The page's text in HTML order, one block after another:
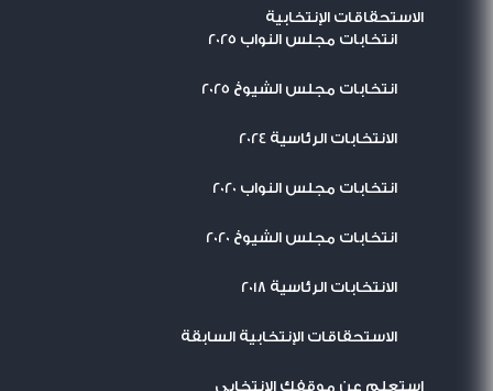
الاستحقاقات الإنتخابية
انتخابات مجلس النواب 2025
انتخابات مجلس الشيوخ 2025
الانتخابات الرئاسية 2024
انتخابات مجلس النواب 2020
انتخابات مجلس الشيوخ 2020
الانتخابات الرئاسية 2018
الاستحقاقات الإنتخابية السابقة
استعلم عن موقفك الإنتخابي